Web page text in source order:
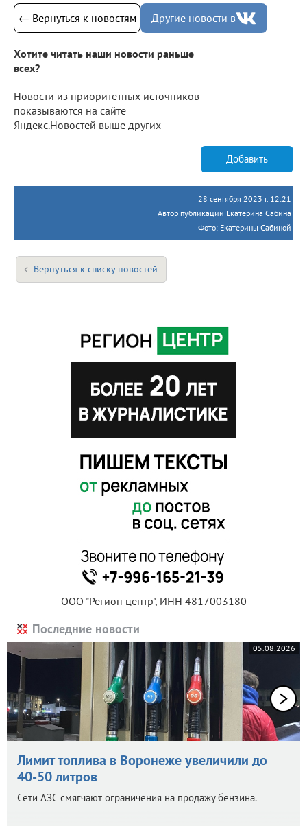
← Вернуться к новостям Другие новости в
Хотите читать наши новости раньше
всех?
Новости из приоритетных источников
показываются на сайте
Яндекс.Новостей выше других
Добавить
28 сентября 2023 г. 12:21
Автор публикации Екатерина Сабина
Фото: Екатерины Сабиной
Вернуться к списку новостей
ООО "Регион центр", ИНН 4817003180
Последние новости
05.08.2026
Лимит топлива в Воронеже увеличили до
40-50 литров
Сети АЗС смягчают ограничения на продажу бензина.